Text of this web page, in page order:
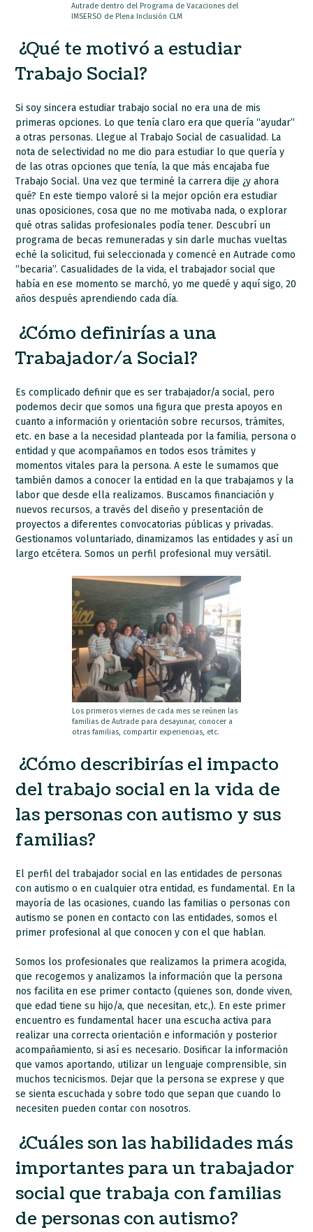
Autrade dentro del Programa de Vacaciones del
IMSERSO de Plena Inclusión CLM
¿Qué te motivó a estudiar
Trabajo Social?
Si soy sincera estudiar trabajo social no era una de mis
primeras opciones. Lo que tenía claro era que quería “ayudar”
a otras personas. Llegue al Trabajo Social de casualidad. La
nota de selectividad no me dio para estudiar lo que quería y
de las otras opciones que tenía, la que más encajaba fue
Trabajo Social. Una vez que terminé la carrera dije ¿y ahora
qué? En este tiempo valoré si la mejor opción era estudiar
unas oposiciones, cosa que no me motivaba nada, o explorar
qué otras salidas profesionales podía tener. Descubrí un
programa de becas remuneradas y sin darle muchas vueltas
eché la solicitud, fui seleccionada y comencé en Autrade como
“becaria”. Casualidades de la vida, el trabajador social que
había en ese momento se marchó, yo me quedé y aquí sigo, 20
años después aprendiendo cada día.
¿Cómo definirías a una
Trabajador/a Social?
Es complicado definir que es ser trabajador/a social, pero
podemos decir que somos una figura que presta apoyos en
cuanto a información y orientación sobre recursos, trámites,
etc. en base a la necesidad planteada por la familia, persona o
entidad y que acompañamos en todos esos trámites y
momentos vitales para la persona. A este le sumamos que
también damos a conocer la entidad en la que trabajamos y la
labor que desde ella realizamos. Buscamos financiación y
nuevos recursos, a través del diseño y presentación de
proyectos a diferentes convocatorias públicas y privadas.
Gestionamos voluntariado, dinamizamos las entidades y así un
largo etcétera. Somos un perfil profesional muy versátil.
Los primeros viernes de cada mes se reúnen las
familias de Autrade para desayunar, conocer a
otras familias, compartir experiencias, etc.
¿Cómo describirías el impacto
del trabajo social en la vida de
las personas con autismo y sus
familias?
El perfil del trabajador social en las entidades de personas
con autismo o en cualquier otra entidad, es fundamental. En la
mayoría de las ocasiones, cuando las familias o personas con
autismo se ponen en contacto con las entidades, somos el
primer profesional al que conocen y con el que hablan.
Somos los profesionales que realizamos la primera acogida,
que recogemos y analizamos la información que la persona
nos facilita en ese primer contacto (quienes son, donde viven,
que edad tiene su hijo/a, que necesitan, etc,). En este primer
encuentro es fundamental hacer una escucha activa para
realizar una correcta orientación e información y posterior
acompañamiento, si así es necesario. Dosificar la información
que vamos aportando, utilizar un lenguaje comprensible, sin
muchos tecnicismos. Dejar que la persona se exprese y que
se sienta escuchada y sobre todo que sepan que cuando lo
necesiten pueden contar con nosotros.
¿Cuáles son las habilidades más
importantes para un trabajador
social que trabaja con familias
de personas con autismo?